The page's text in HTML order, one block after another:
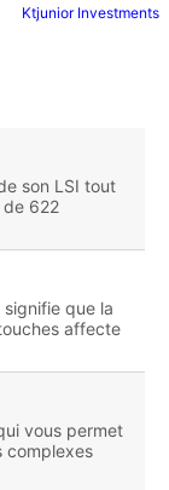
Ktjunior Investments
son LSI tout
de 622
que la
affecte
vous permet
complexes